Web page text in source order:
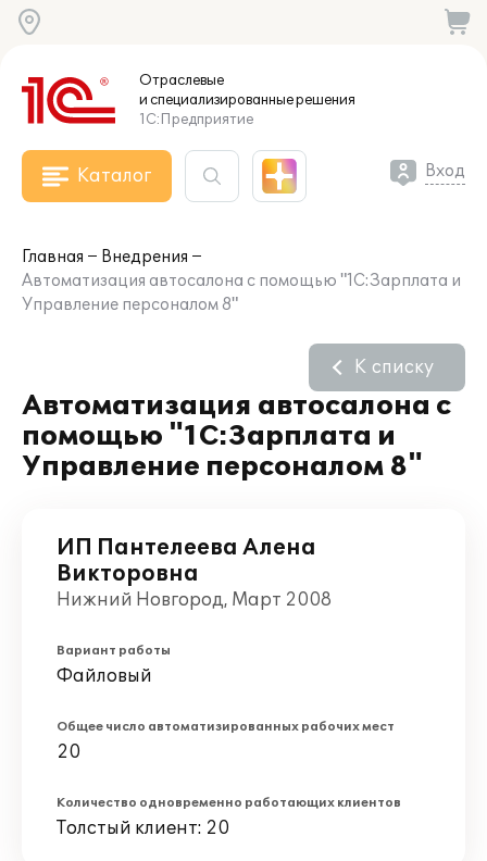
Отраслевые
и специализированныерешения
1С:Предприятие
Каталог Вход
Главная
Внедрения
Автоматизация автосалона с помощью "1С:Зарплата и
Управление персоналом 8"
Автоматизация автосалона с
помощью "1С:Зарплата и
Управление персоналом 8"
К списку
ИП Пантелеева Алена
Викторовна
Нижний Новгород, Март 2008
Вариант работы
Файловый
Общее число автоматизированных рабочих мест
20
Количество одновременно работающих клиентов
Толстый клиент: 20